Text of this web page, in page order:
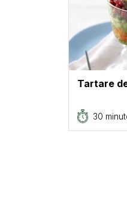
Tartare
30